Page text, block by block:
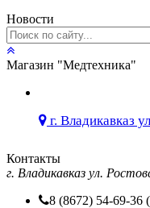
Новости
Магазин "Медтехника"
г. Владикавказ
Контакты
г. Владикавказ ул.
8 (8672) 54-69-